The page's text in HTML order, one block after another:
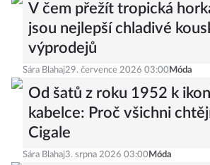
V čem přežít tropická
jsou nejlepší chladivé
výprodejů
Sára Blahaj29. července 2026 03:00 Móda
Od šatů z roku 1952 k
kabelce: Proč všichni
Cigale
Sára Blahaj3. srpna 2026 03:00 Móda